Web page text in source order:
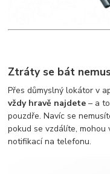
Ztráty se bát
Přes důmyslný lokátor v
vždy hravě najdete – a
pouzdře. Navíc se
pokud se vzdálíte, mohou
notifikací na telefonu.